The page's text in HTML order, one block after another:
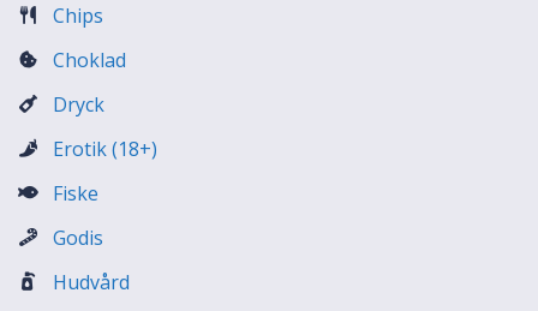
Chips
Choklad
Dryck
Erotik (18+)
Fiske
Godis
Hudvård